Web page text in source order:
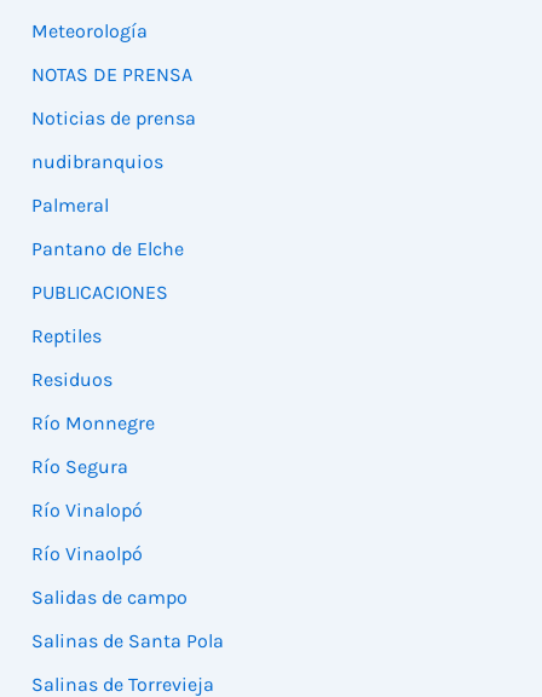
Meteorología
NOTAS DE PRENSA
Noticias de prensa
nudibranquios
Palmeral
Pantano de Elche
PUBLICACIONES
Reptiles
Residuos
Río Monnegre
Río Segura
Río Vinalopó
Río Vinaolpó
Salidas de campo
Salinas de Santa Pola
Salinas de Torrevieja